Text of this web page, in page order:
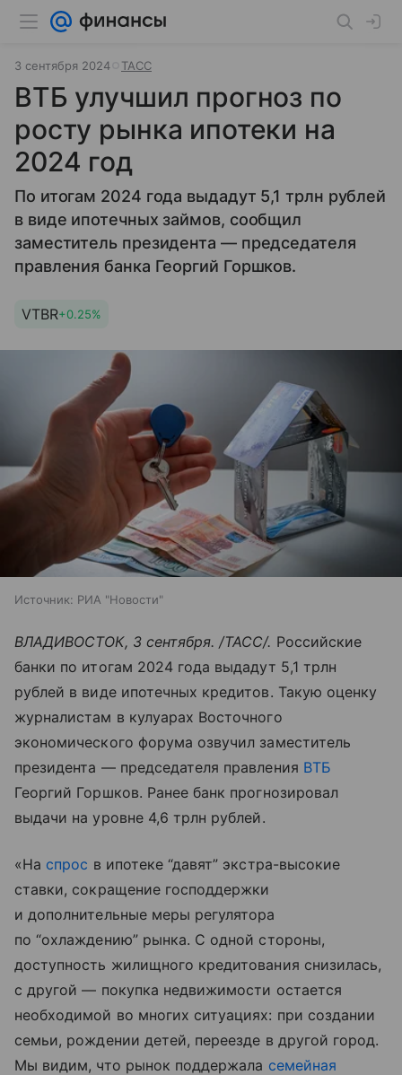
3 сентября 2024 ТАСС
ВТБ улучшил прогноз по
росту рынка ипотеки на
2024 год
По итогам 2024 года выдадут 5,1 трлн рублей
в виде ипотечных займов, сообщил
заместитель президента — председателя
правления банка Георгий Горшков.
VTBR+0.25%
Источник: РИА "Новости"
ВЛАДИВОСТОК, 3 сентября. /ТАСС/. Российские
банки по итогам 2024 года выдадут 5,1 трлн
рублей в виде ипотечных кредитов. Такую оценку
журналистам в кулуарах Восточного
экономического форума озвучил заместитель
президента — председателя правления ВТБ
Георгий Горшков. Ранее банк прогнозировал
выдачи на уровне 4,6 трлн рублей.
«На спрос в ипотеке “давят” экстра-высокие
ставки, сокращение господдержки
и дополнительные меры регулятора
по “охлаждению” рынка. С одной стороны,
доступность жилищного кредитования снизилась,
с другой — покупка недвижимости остается
необходимой во многих ситуациях: при создании
семьи, рождении детей, переезде в другой город.
Мы видим, что рынок поддержала семейная